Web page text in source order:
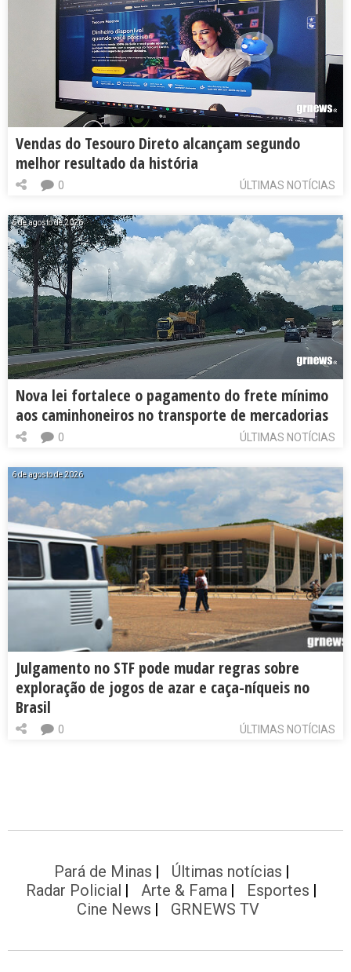
Vendas do Tesouro Direto alcançam segundo
melhor resultado da história
ÚLTIMAS NOTÍCIAS
0
6 de agosto de 2026
Nova lei fortalece o pagamento do frete mínimo
aos caminhoneiros no transporte de mercadorias
ÚLTIMAS NOTÍCIAS
0
6 de agosto de 2026
Julgamento no STF pode mudar regras sobre
exploração de jogos de azar e caça-níqueis no
Brasil
ÚLTIMAS NOTÍCIAS
0
Pará de Minas
Últimas notícias
Radar Policial
Arte & Fama
Esportes
Cine News
GRNEWS TV